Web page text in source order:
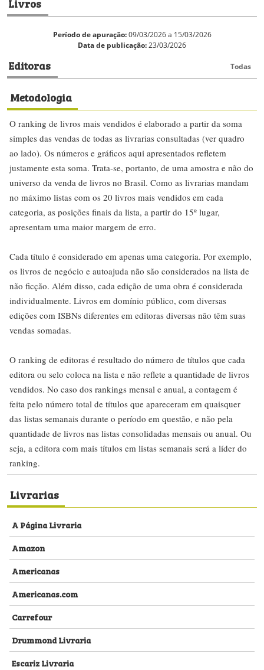
Período de apuração:09/03/2026 a 15/03/2026
Data de publicação:23/03/2026
Editoras Todas
Metodologia
O ranking de livros mais vendidos é elaborado a partir da soma
simples das vendas de todas as livrarias consultadas (ver quadro
ao lado). Os números e gráficos aqui apresentados refletem
justamente esta soma. Trata-se, portanto, de uma amostra e não do
universo da venda de livros no Brasil. Como as livrarias mandam
no máximo listas com os 20 livros mais vendidos em cada
categoria, as posições finais da lista, a partir do 15º lugar,
apresentam uma maior margem de erro.
Cada título é considerado em apenas uma categoria. Por exemplo,
os livros de negócio e autoajuda não são considerados na lista de
não ficção. Além disso, cada edição de uma obra é considerada
individualmente. Livros em domínio público, com diversas
edições com ISBNs diferentes em editoras diversas não têm suas
vendas somadas.
O ranking de editoras é resultado do número de títulos que cada
editora ou selo coloca na lista e não reflete a quantidade de livros
vendidos. No caso dos rankings mensal e anual, a contagem é
feita pelo número total de títulos que apareceram em quaisquer
das listas semanais durante o período em questão, e não pela
quantidade de livros nas listas consolidadas mensais ou anual. Ou
seja, a editora com mais títulos em listas semanais será a líder do
ranking.
Livrarias
A Página Livraria
Amazon
Americanas
Americanas.com
Carrefour
Drummond Livraria
Escariz Livraria